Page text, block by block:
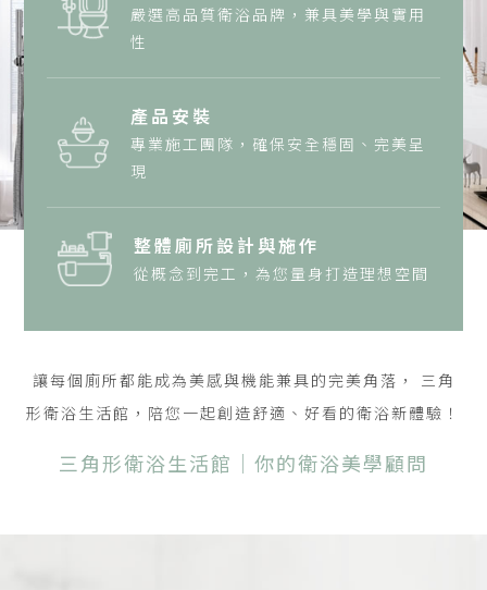
嚴選高品質衛浴品牌，兼具美學與實用
性
產品安裝
專業施工團隊，確保安全穩固、完美呈
現
整體廁所設計與施作
從概念到完工，為您量身打造理想空間
讓每個廁所都能成為美感與機能兼具的完美角落，
三角
形衛浴生活館，陪您一起創造舒適、好看的衛浴新體驗！
三角形衛浴生活館｜你的衛浴美學顧問